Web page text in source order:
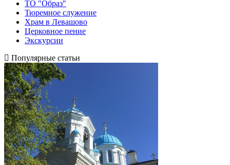
ТО "Образ"
Тюремное служение
Храм в Левашово
Церковное пение
Экскурсии
Популярные статьи